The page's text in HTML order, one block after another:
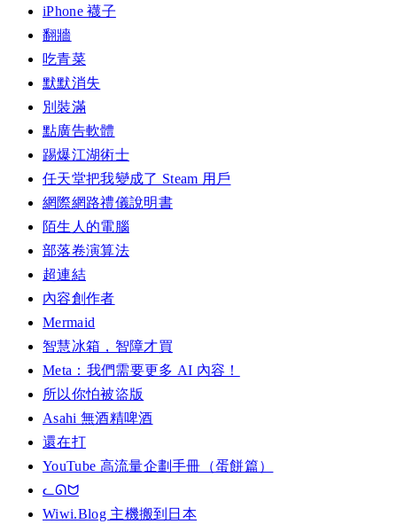
iPhone 襪子
翻牆
吃青菜
默默消失
別裝滿
點廣告軟體
踢爆江湖術士
任天堂把我變成了 Steam 用戶
網際網路禮儀說明書
陌生人的電腦
部落卷演算法
超連結
內容創作者
Mermaid
智慧冰箱，智障才買
Meta：我們需要更多 AI 內容！
所以你怕被盜版
Asahi 無酒精啤酒
還在打
YouTube 高流量企劃手冊（蛋餅篇）
ᓚᘏᗢ
Wiwi.Blog 主機搬到日本